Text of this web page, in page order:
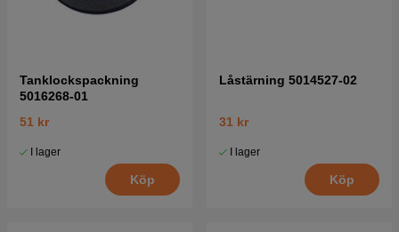
Tanklockspackning
5016268-01
51 kr
I lager
Köp
Låstärning 5014527-02
31 kr
I lager
Köp